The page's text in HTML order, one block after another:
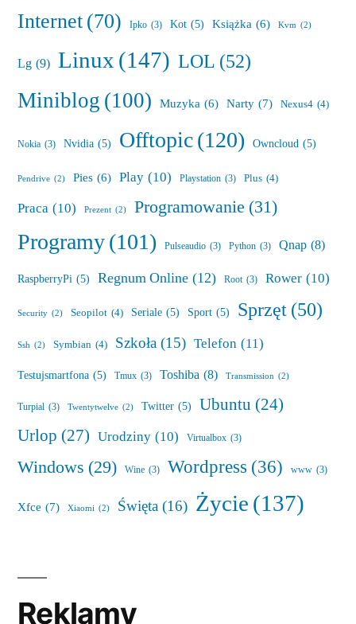
Internet(70) Ipko (3) Kot (5) Książka (6) Kvm (2)
Lg (9) Linux(147) LOL (52)
Miniblog (100) Muzyka (6) Narty (7) Nexus4 (4)
Nokia (3) Nvidia (5) Offtopic(120) Owncloud (5)
Pendrive (2) Pies (6) Play (10) Playstation (3) Plus (4)
Praca (10) Prezent (2) Programowanie (31)
Programy(101) Pulseaudio (3) Python (3) Qnap (8)
RaspberryPi (5) Regnum Online (12) Root (3) Rower (10)
Security (2) Seopilot (4) Seriale (5) Sport (5) Sprzęt(50)
Ssh (2) Symbian (4) Szkoła (15) Telefon (11)
Testujsmartfona (5) Tmux (3) Toshiba (8) Transmission (2)
Turpial (3) Twentytwelve (2) Twitter (5) Ubuntu (24)
Urlop (27) Urodziny (10) Virtualbox (3)
Windows (29) Wine (3) Wordpress (36) www (3)
Xfce (7) Xiaomi (2) Święta (16) Życie(137)
Reklamy